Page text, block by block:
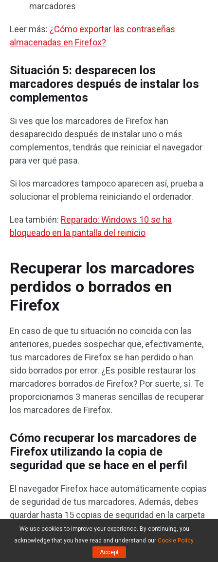
marcadores
Leer más: ¿Cómo exportar las contraseñas
almacenadas en Firefox?
Situación 5: desparecen los
marcadores después de instalar los
complementos
Si ves que los marcadores de Firefox han
desaparecido después de instalar uno o más
complementos, tendrás que reiniciar el navegador
para ver qué pasa.
Si los marcadores tampoco aparecen así, prueba a
solucionar el problema reiniciando el ordenador.
Lea también: Reparado: Windows 10 se ha
bloqueado en la pantalla del reinicio
Recuperar los marcadores
perdidos o borrados en
Firefox
En caso de que tu situación no coincida con las
anteriores, puedes sospechar que, efectivamente,
tus marcadores de Firefox se han perdido o han
sido borrados por error. ¿Es posible restaurar los
marcadores borrados de Firefox? Por suerte, sí. Te
proporcionamos 3 maneras sencillas de recuperar
los marcadores de Firefox.
Cómo recuperar los marcadores de
Firefox utilizando la copia de
seguridad que se hace en el perfil
El navegador Firefox hace automáticamente copias
de seguridad de tus marcadores. Además, debes
guardar hasta 15 copias de seguridad en la carpeta
de los marcadores del perfil. También pueden
utilizarse estas copias de seguridad para restaurar
fácilmente los marcadores que se han perdido o
We use cookies to improve your experience. By continuing, you
acknowledge that you have read and understand our Cookie Policy.
Accept